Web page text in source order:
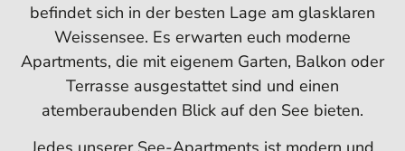
befindet sich in der besten Lage am glasklaren
Weissensee. Es erwarten euch moderne
Apartments, die mit eigenem Garten, Balkon oder
Terrasse ausgestattet sind und einen
atemberaubenden Blick auf den See bieten.